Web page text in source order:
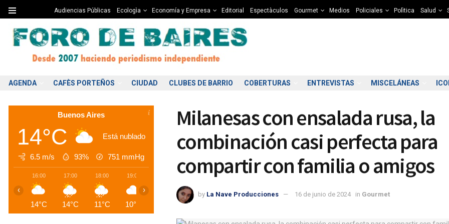
Audiencias Públicas Ecologìa Economía y Empresa Editorial Espectàculos Gourmet Medios Policiales Polìtica Salud
AGENDA CAFÈS PORTEÑOS CIUDAD CLUBES DE BARRIO COBERTURAS ENTREVISTAS MISCELÁNEAS
Milanesas con ensalada rusa, la
combinación casi perfecta para
compartir con familia o amigos
by La Nave Producciones 16 de junio de 2024 in Gourmet
Buenos Aires
14°C Está nublado
6.5 m/s 93% 751 mmHg
16:00
14°C
17:00
14°C
18:00
11°C
19:00
10°C
21:00
9°C
22:00 02:00 04:00
‹ ›